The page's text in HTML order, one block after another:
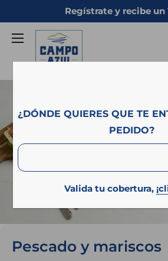
directamente
contenido
Regístrate y recibe un
¿DÓNDE QUIERES QUE TE
PEDIDO?
Valida tu cobertura,
Campo
Azul
Pescado y mariscos